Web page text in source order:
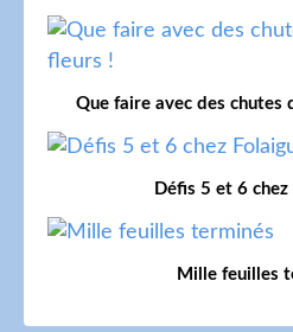
Que faire avec des chutes
Défis 5 et 6
Mille feuilles